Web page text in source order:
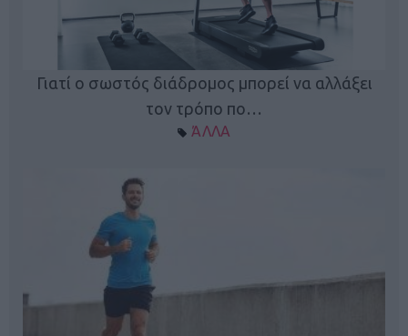
Γιατί ο σωστός διάδρομος μπορεί να αλλάξει
τον τρόπο πο…
ΆΛΛΑ